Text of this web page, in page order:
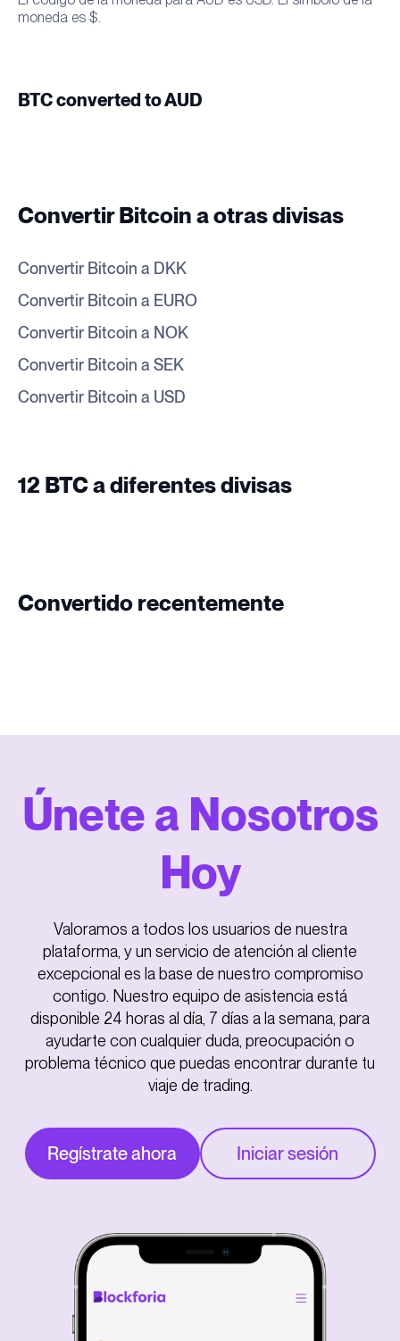
moneda es $.
BTC converted to AUD
Convertir Bitcoin a otras divisas
Convertir Bitcoin a DKK
Convertir Bitcoin a EURO
Convertir Bitcoin a NOK
Convertir Bitcoin a SEK
Convertir Bitcoin a USD
12 BTC a diferentes divisas
Convertido recentemente
Únete a Nosotros
Hoy
Valoramos a todos los usuarios de nuestra
plataforma, y un servicio de atención al cliente
excepcional es la base de nuestro compromiso
contigo. Nuestro equipo de asistencia está
disponible 24 horas al día, 7 días a la semana, para
ayudarte con cualquier duda, preocupación o
problema técnico que puedas encontrar durante tu
viaje de trading.
Regístrate ahora Iniciar sesión